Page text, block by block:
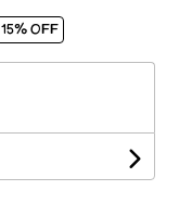
15% OFF